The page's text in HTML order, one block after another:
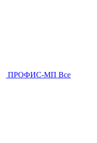
ПРОФИС-МП Все